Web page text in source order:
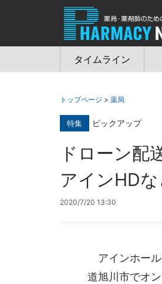
タイムライン
トップページ > 薬局
特集 ピックアップ
ドローン配
アインHD
2020/7/20 13:30
アインホール
道旭川市でオ